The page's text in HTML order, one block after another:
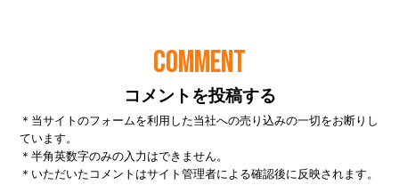
COMMENT
コメントを投稿する
＊当サイトのフォームを利用した当社への売り込みの一切をお断りし
ています。
＊半角英数字のみの入力はできません。
＊いただいたコメントはサイト管理者による確認後に反映されます。